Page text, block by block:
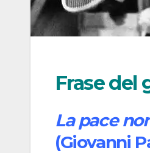
Frase del
La pace
(Giovanni